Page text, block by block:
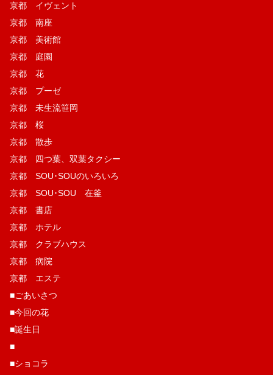
京都 イヴェント
京都 南座
京都 美術館
京都 庭園
京都 花
京都 プーゼ
京都 未生流笹岡
京都 桜
京都 散歩
京都 四つ葉、双葉タクシー
京都 SOU･SOUのいろいろ
京都 SOU･SOU 在釜
京都 書店
京都 ホテル
京都 クラブハウス
京都 病院
京都 エステ
■ごあいさつ
■今回の花
■誕生日
■
■ショコラ